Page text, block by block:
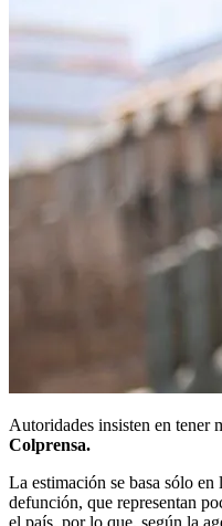
Autoridades insisten en tener
Colprensa.
La estimación se basa sólo
defunción, que representan
el país, por lo que, según la